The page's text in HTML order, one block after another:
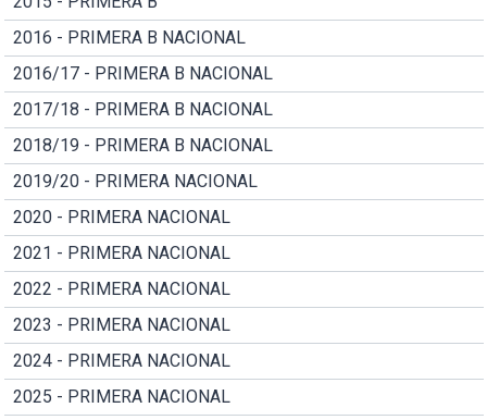
2016 - PRIMERA B NACIONAL
2016/17 - PRIMERA B NACIONAL
2017/18 - PRIMERA B NACIONAL
2018/19 - PRIMERA B NACIONAL
2019/20 - PRIMERA NACIONAL
2020 - PRIMERA NACIONAL
2021 - PRIMERA NACIONAL
2022 - PRIMERA NACIONAL
2023 - PRIMERA NACIONAL
2024 - PRIMERA NACIONAL
2025 - PRIMERA NACIONAL